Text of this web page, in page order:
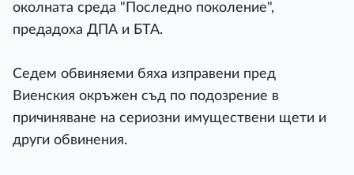
околната среда "Последно поколение",
предадоха ДПА и БТА.
Седем обвиняеми бяха изправени пред
Виенския окръжен съд по подозрение в
причиняване на сериозни имуществени щети и
други обвинения.